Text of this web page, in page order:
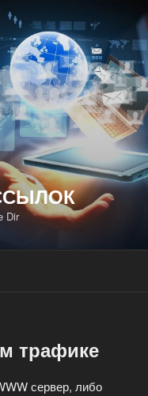
Dir
трафике
сервер, либо